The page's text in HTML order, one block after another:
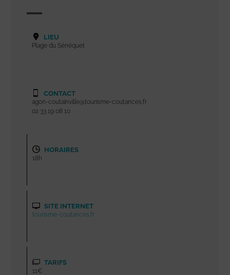
LIEU
Plage du Sénéquet
CONTACT
agon-coutainville@tourisme-coutances.fr
02 33 19 08 10
HORAIRES
18h
SITE INTERNET
tourisme-coutances.fr
TARIFS
11€